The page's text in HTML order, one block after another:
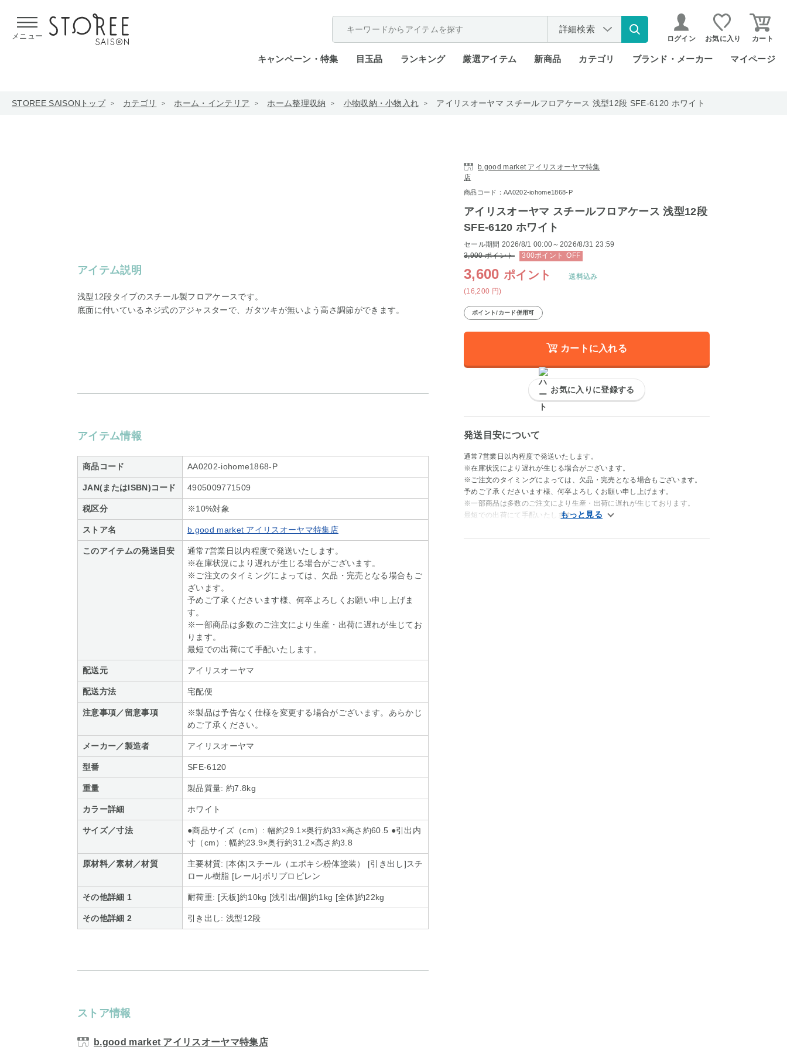
メニュー
詳細検索
ログイン お気に入り カート
キャンペーン・特集 目玉品 ランキング 厳選アイテム 新商品 カテゴリ ブランド・メーカー マイページ
STOREE SAISONトップ カテゴリ ホーム・インテリア ホーム整理収納 小物収納・小物入れ アイリスオーヤマ スチールフロアケース 浅型12段 SFE-6120 ホワイト
アイテム説明
浅型12段タイプのスチール製フロアケースです。
底面に付いているネジ式のアジャスターで、ガタツキが無いよう高さ調節ができます。
アイテム情報
商品コード AA0202-iohome1868-P
JAN(またはISBN)コード 4905009771509
税区分 ※10%対象
ストア名 b.good market アイリスオーヤマ特集店
このアイテムの発送目安
通常7営業日以内程度で発送いたします。
※在庫状況により遅れが生じる場合がございます。
※ご注文のタイミングによっては、欠品・完売となる場合もご
ざいます。
予めご了承くださいます様、何卒よろしくお願い申し上げま
す。
※一部商品は多数のご注文により生産・出荷に遅れが生じてお
ります。
最短での出荷にて手配いたします。
配送元 アイリスオーヤマ
配送方法 宅配便
注意事項／留意事項
※製品は予告なく仕様を変更する場合がございます。あらかじ
めご了承ください。
メーカー／製造者 アイリスオーヤマ
型番 SFE-6120
重量 製品質量: 約7.8kg
カラー詳細 ホワイト
サイズ／寸法
●商品サイズ（cm）: 幅約29.1×奥行約33×高さ約60.5 ●引出内
寸（cm）: 幅約23.9×奥行約31.2×高さ約3.8
原材料／素材／材質
主要材質: [本体]スチール（エポキシ粉体塗装） [引き出し]スチ
ロール樹脂 [レール]ポリプロピレン
その他詳細 1 耐荷重: [天板]約10kg [浅引出/個]約1kg [全体]約22kg
その他詳細 2 引き出し: 浅型12段
ストア情報
b.good market アイリスオーヤマ特集店
b.good market アイリスオーヤマ特集
店
商品コード：AA0202-iohome1868-P
アイリスオーヤマ スチールフロアケース 浅型12段
SFE-6120 ホワイト
セール期間 2026/8/1 00:00～2026/8/31 23:59
3,900ポイント 300ポイント OFF
3,600 ポイント
(16,200 円)
送料込み
ポイント/カード併用可
カートに入れる
お気に入りに登録する
発送目安について
通常7営業日以内程度で発送いたします。
※在庫状況により遅れが生じる場合がございます。
※ご注文のタイミングによっては、欠品・完売となる場合もございます。
予めご了承くださいます様、何卒よろしくお願い申し上げます。
※一部商品は多数のご注文により生産・出荷に遅れが生じております。
最短での出荷にて手配いたします。